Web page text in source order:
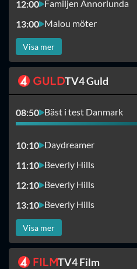
12:00 Familjen Annorlunda
13:00 Malou möter
Visa mer
TV4 Guld
08:50 Bäst i test Danmark
10:10 Daydreamer
11:10 Beverly Hills
12:10 Beverly Hills
13:10 Beverly Hills
Visa mer
TV4 Film